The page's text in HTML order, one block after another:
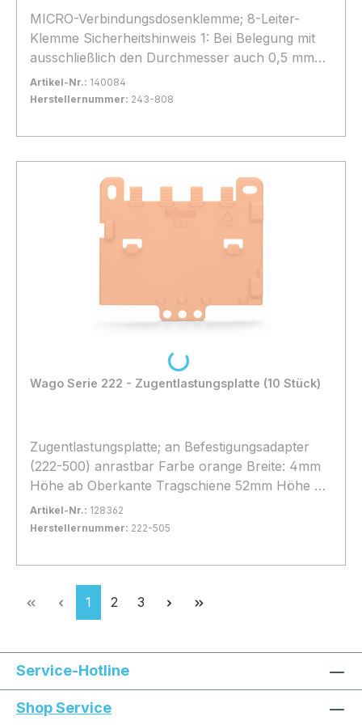
MICRO-Verbindungsdosenklemme; 8-Leiter-
Klemme Sicherheitshinweis 1: Bei Belegung mit
ausschließlich den Durchmesser auch 0,5 mm
Ø/AWG 24 oder 1,0 mm Ø/AWG 18 möglich. 50
Stück
Artikel-Nr.: 140084
Herstellernummer: 243-808
In den Warenkorb
Wago Serie 222 - Zugentlastungsplatte (10 Stück)
Zugentlastungsplatte; an Befestigungsadapter
(222-500) anrastbar Farbe orange Breite: 4mm
Höhe ab Oberkante Tragschiene 52mm Höhe ab
Oberkante Tragschiene 52mm Tiefe 67,5mm
Artikel-Nr.: 128362
Herstellernummer: 222-505
In den Warenkorb
Loading...
Seite
1 Seite
2 Seite
3
Service-Hotline
Shop Service